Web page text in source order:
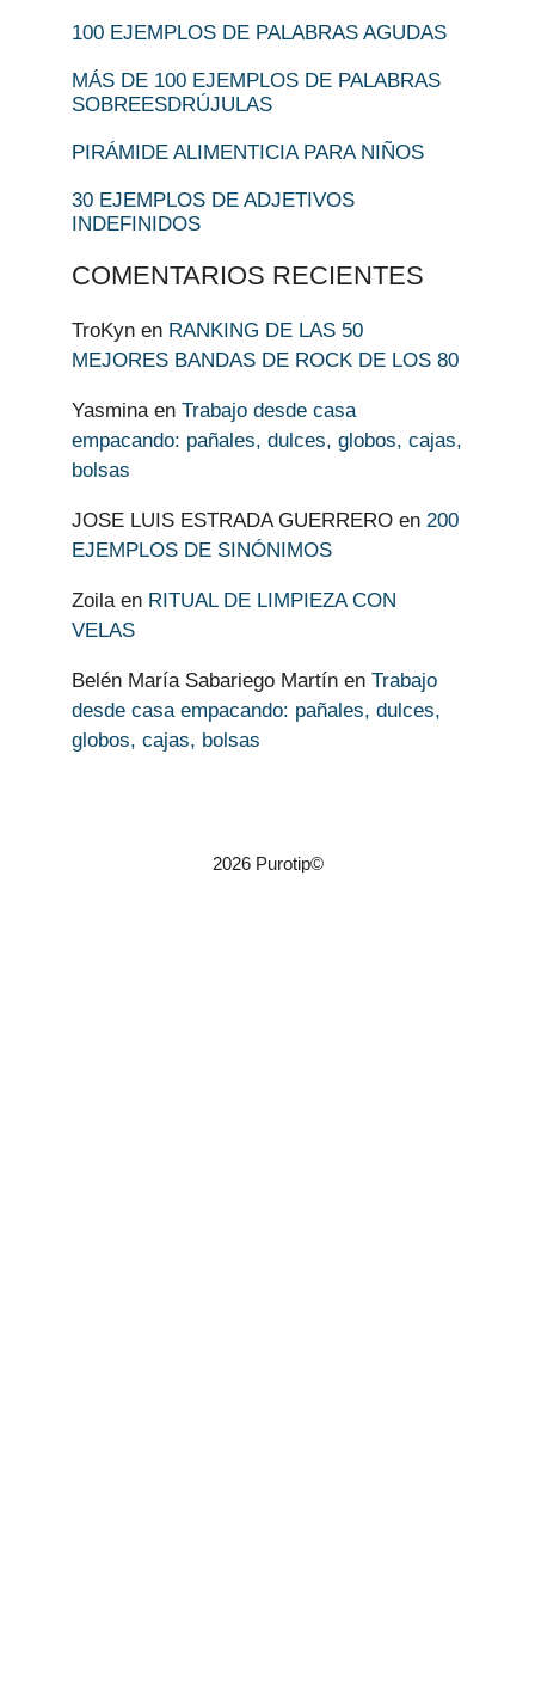
100 EJEMPLOS DE PALABRAS AGUDAS
MÁS DE 100 EJEMPLOS DE PALABRAS
SOBREESDRÚJULAS
PIRÁMIDE ALIMENTICIA PARA NIÑOS
30 EJEMPLOS DE ADJETIVOS
INDEFINIDOS
COMENTARIOS RECIENTES
TroKyn en RANKING DE LAS 50
MEJORES BANDAS DE ROCK DE LOS 80
Yasminaen Trabajo desde casa
empacando: pañales, dulces, globos, cajas,
bolsas
JOSE LUIS ESTRADA GUERRERO en 200
EJEMPLOS DE SINÓNIMOS
Zoilaen RITUAL DE LIMPIEZA CON
VELAS
Belén María Sabariego Martín en Trabajo
desde casa empacando: pañales, dulces,
globos, cajas, bolsas
2026 Purotip©